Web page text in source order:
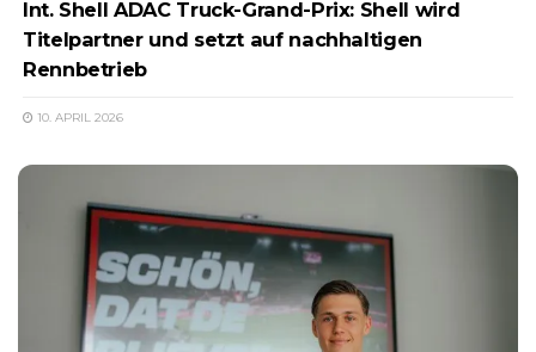
Int. Shell ADAC Truck-Grand-Prix: Shell wird
Titelpartner und setzt auf nachhaltigen
Rennbetrieb
10. APRIL 2026